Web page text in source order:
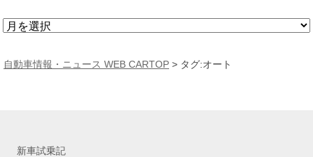
ア
カ
自動車情報・ニュース WEB CARTOP > タグ:オート
新車試乗記